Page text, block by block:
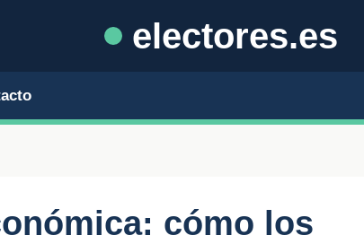
electores.es
cómo los